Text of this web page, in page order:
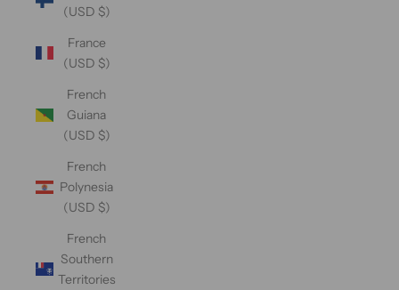
(USD $)
France
(USD $)
French
Guiana
(USD $)
French
Polynesia
(USD $)
French
Southern
Territories